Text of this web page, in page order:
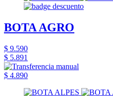
BOTA AGRO
$ 9.590
$ 5.891
$ 4.890